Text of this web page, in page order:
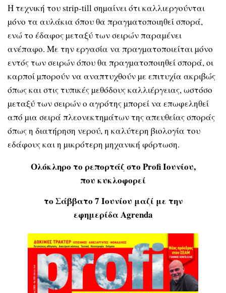
Η τεχνική του strip-till σηµαίνει ότι καλλιεργούνται
µόνο τα αυλάκια όπου θα πραγµατοποιηθεί σπορά,
ενώ το έδαφος µεταξύ των σειρών παραµένει
ανέπαφο. Με την εργασία να πραγµατοποιείται µόνο
εντός των σειρών όπου θα πραγµατοποιηθεί σπορά, οι
καρποί µπορούν να αναπτυχθούν µε επιτυχία ακριβώς
όπως και στις τυπικές µεθόδους καλλιέργειας, ωστόσο
µεταξύ των σειρών ο αγρότης µπορεί να επωφεληθεί
από µια σειρά πλεονεκτηµάτων της απευθείας σποράς
όπως η διατήρηση νερού, η καλύτερη βιολογία του
εδάφους και η µικρότερη µηχανική φόρτωση.
Ολόκληρο το ρεπορτάζ στο Profi Ιουνίου,
που κυκλοφορεί
το Σάββατο 7 Ιουνίου μαζί με την
εφημερίδα Agrenda